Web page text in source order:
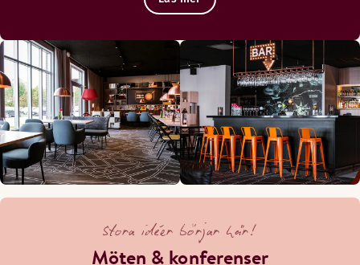
Stora idéer börjar här!
Möten & konferenser